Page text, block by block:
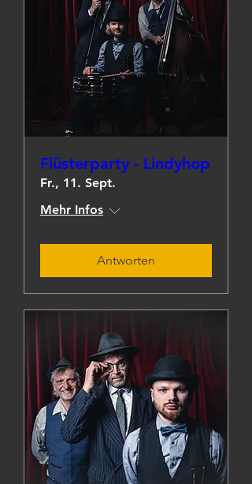
Flüsterparty - Lindyhop
Fr., 11. Sept.
Mehr Infos
Antworten